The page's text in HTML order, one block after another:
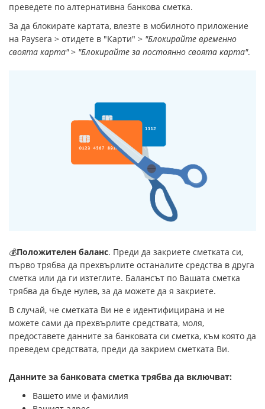
преведете по алтернативна банкова сметка.
За да блокирате картата, влезте в мобилното приложение
на Paysera > отидете в "Карти" > "Блокирайте временно
своята карта"> "Блокирайте за постоянно своята карта".
💰Положителен баланс. Преди да закриете сметката си,
първо трябва да прехвърлите останалите средства в друга
сметка или да ги изтеглите. Балансът по Вашата сметка
трябва да бъде нулев, за да можете да я закриете.
В случай, че сметката Ви не е идентифицирана и не
можете сами да прехвърлите средствата, моля,
предоставете данните за банковата си сметка, към която да
преведем средствата, преди да закрием сметката Ви.
Данните за банковата сметка трябва да включват:
Вашето име и фамилия